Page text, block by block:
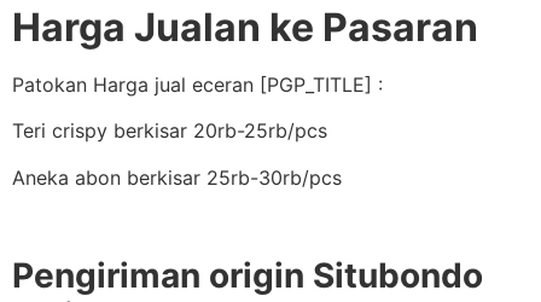
Harga Jualan ke Pasaran
Patokan Harga jual eceran [PGP_TITLE] :
Teri crispy berkisar 20rb-25rb/pcs
Aneka abon berkisar 25rb-30rb/pcs
Pengiriman origin Situbondo